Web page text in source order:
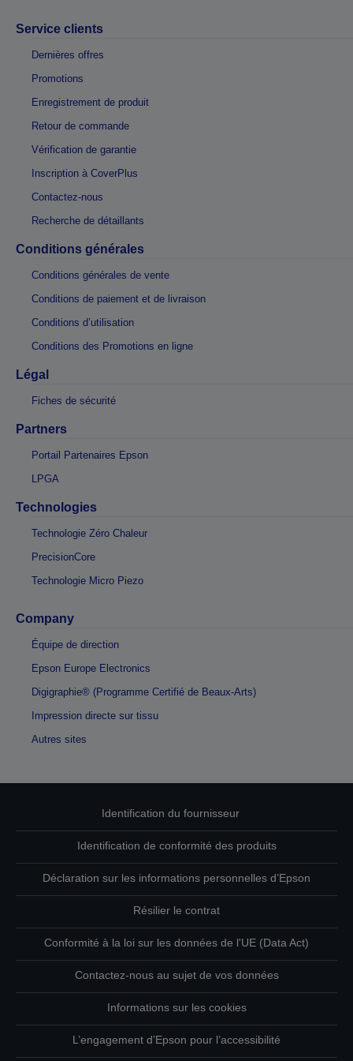
Service clients
Dernières offres
Promotions
Enregistrement de produit
Retour de commande
Vérification de garantie
Inscription à CoverPlus
Contactez-nous
Recherche de détaillants
Conditions générales
Conditions générales de vente
Conditions de paiement et de livraison
Conditions d’utilisation
Conditions des Promotions en ligne
Légal
Fiches de sécurité
Partners
Portail Partenaires Epson
LPGA
Technologies
Technologie Zéro Chaleur
PrecisionCore
Technologie Micro Piezo
Company
Équipe de direction
Epson Europe Electronics
Digigraphie® (Programme Certifié de Beaux-Arts)
Impression directe sur tissu
Autres sites
Identification du fournisseur
Identification de conformité des produits
Déclaration sur les informations personnelles d’Epson
Résilier le contrat
Conformité à la loi sur les données de l'UE (Data Act)
Contactez-nous au sujet de vos données
Informations sur les cookies
L’engagement d’Epson pour l’accessibilité